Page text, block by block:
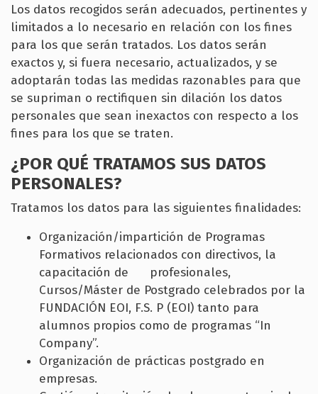
Los datos recogidos serán adecuados, pertinentes y
limitados a lo necesario en relación con los fines
para los que serán tratados. Los datos serán
exactos y, si fuera necesario, actualizados, y se
adoptarán todas las medidas razonables para que
se supriman o rectifiquen sin dilación los datos
personales que sean inexactos con respecto a los
fines para los que se traten.
¿POR QUÉ TRATAMOS SUS DATOS
PERSONALES?
Tratamos los datos para las siguientes finalidades:
Organización/impartición de Programas
Formativos relacionados con directivos, la
capacitación de profesionales,
Cursos/Máster de Postgrado celebrados por la
FUNDACIÓN EOI, F.S. P (EOI) tanto para
alumnos propios como de programas “In
Company”.
Organización de prácticas postgrado en
empresas.